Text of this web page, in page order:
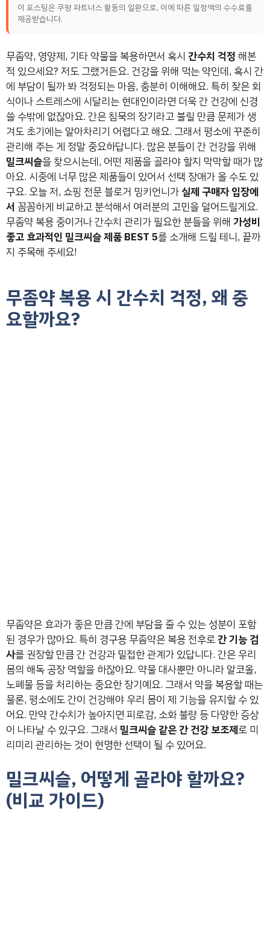
이 포스팅은 쿠팡 파트너스 활동의 일환으로, 이에 따른 일정액의 수수료를
제공받습니다.
무좀약, 영양제, 기타 약물을 복용하면서 혹시 간수치 걱정 해본
적 있으세요? 저도 그랬거든요. 건강을 위해 먹는 약인데, 혹시 간
에 부담이 될까 봐 걱정되는 마음, 충분히 이해해요. 특히 잦은 회
식이나 스트레스에 시달리는 현대인이라면 더욱 간 건강에 신경
쓸 수밖에 없잖아요. 간은 침묵의 장기라고 불릴 만큼 문제가 생
겨도 초기에는 알아차리기 어렵다고 해요. 그래서 평소에 꾸준히
관리해 주는 게 정말 중요하답니다. 많은 분들이 간 건강을 위해
밀크씨슬을 찾으시는데, 어떤 제품을 골라야 할지 막막할 때가 많
아요. 시중에 너무 많은 제품들이 있어서 선택 장애가 올 수도 있
구요. 오늘 저, 쇼핑 전문 블로거 밍키언니가실제 구매자 입장에
서 꼼꼼하게 비교하고 분석해서 여러분의 고민을 덜어드릴게요.
무좀약 복용 중이거나 간수치 관리가 필요한 분들을 위해 가성비
좋고 효과적인 밀크씨슬 제품 BEST 5를 소개해 드릴 테니, 끝까
지 주목해 주세요!
무좀약 복용 시 간수치 걱정, 왜 중
요할까요?
무좀약은 효과가 좋은 만큼 간에 부담을 줄 수 있는 성분이 포함
된 경우가 많아요. 특히 경구용 무좀약은 복용 전후로간 기능 검
사를 권장할 만큼 간 건강과 밀접한 관계가 있답니다. 간은 우리
몸의 해독 공장 역할을 하잖아요. 약물 대사뿐만 아니라 알코올,
노폐물 등을 처리하는 중요한 장기예요. 그래서 약을 복용할 때는
물론, 평소에도 간이 건강해야 우리 몸이 제 기능을 유지할 수 있
어요. 만약 간수치가 높아지면 피로감, 소화 불량 등 다양한 증상
이 나타날 수 있구요. 그래서 밀크씨슬 같은 간 건강 보조제로 미
리미리 관리하는 것이 현명한 선택이 될 수 있어요.
밀크씨슬, 어떻게 골라야 할까요?
(비교 가이드)